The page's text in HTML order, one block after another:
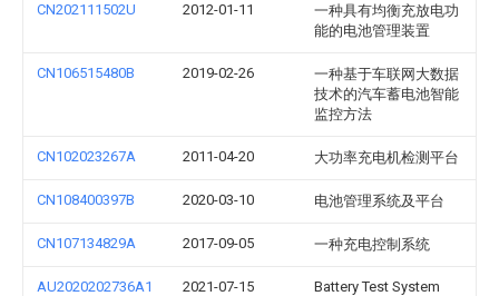
CN202111502U 2012-01-11
一种具有均衡充放电功
能的电池管理装置
CN106515480B 2019-02-26
一种基于车联网大数据
技术的汽车蓄电池智能
监控方法
CN102023267A 2011-04-20 大功率充电机检测平台
CN108400397B 2020-03-10 电池管理系统及平台
CN107134829A 2017-09-05 一种充电控制系统
AU2020202736A1 2021-07-15 Battery Test System